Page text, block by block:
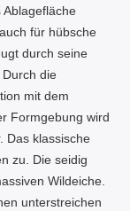
für hübsche
durch seine
die
mit dem
Formgebung wird
Das klassische
zu. Die seidig
Wildeiche.
unterstreichen